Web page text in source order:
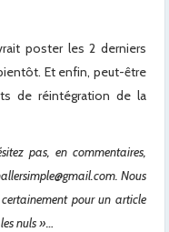
poster les 2 derniers
Et enfin, peut-être
de réintégration de la
pas, en commentaires,
Nous
pour un article
nuls »…